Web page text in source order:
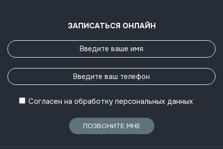
ЗАПИСАТЬСЯ ОНЛАЙН
Согласен на обработку персональных данных*
ПОЗВОНИТЕ МНЕ